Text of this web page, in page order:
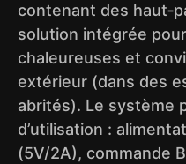
contenant des
solution intégrée
chaleureuses et
extérieur (dans des
abrités). Le système
d’utilisation :
(5V/2A), commande